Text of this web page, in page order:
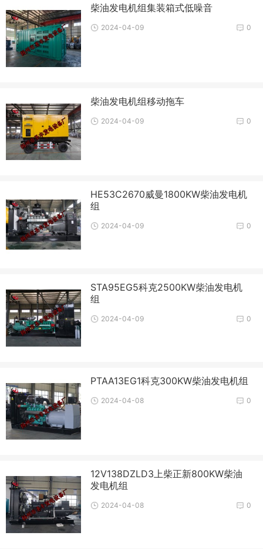
柴油发电机组集装箱式低噪音
0
2024-04-09
柴油发电机组移动拖车
0
2024-04-09
HE53C2670威曼1800KW柴油发电机
组
0
2024-04-09
STA95EG5科克2500KW柴油发电机
组
0
2024-04-09
PTAA13EG1科克300KW柴油发电机组
0
2024-04-08
12V138DZLD3上柴正新800KW柴油
发电机组
0
2024-04-08